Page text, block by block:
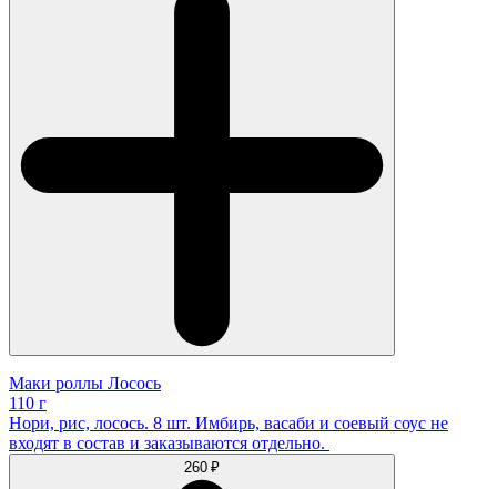
Маки роллы Лосось
110 г
Нори, рис, лосось. 8 шт. Имбирь, васаби и соевый соус не
входят в состав и заказываются отдельно.
260 ₽